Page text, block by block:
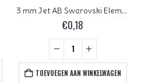
3 mm Jet AB Swarovski Element Bicones
€0,18
TOEVOEGEN AAN WINKELWAGEN